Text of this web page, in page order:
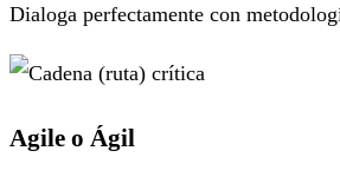
Dialoga perfectamente con
Agile o Ágil